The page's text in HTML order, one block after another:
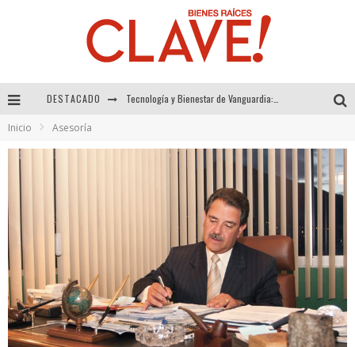
DESTACADO
Tecnología y Bienestar de Vanguardia: El Inodoro Inteligente Neotech de FV.
Alexandra Bedoya – La Constancia detrás de La Paletería
El Despertar de la Calidez: Acabados Dorados de FV para Elevar tu Espacio
Inicio Asesoría